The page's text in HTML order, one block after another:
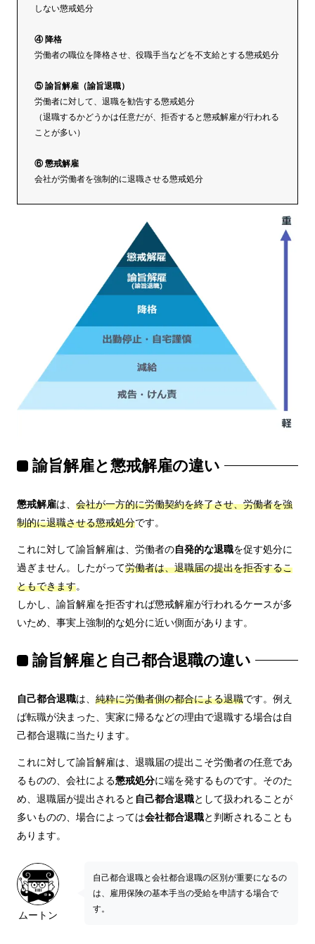
しない懲戒処分
④ 降格
労働者の職位を降格させ、役職手当などを不支給とする懲戒処分
⑤ 諭旨解雇（諭旨退職）
労働者に対して、退職を勧告する懲戒処分
（退職するかどうかは任意だが、拒否すると懲戒解雇が行われる
ことが多い）
⑥ 懲戒解雇
会社が労働者を強制的に退職させる懲戒処分
諭旨解雇と懲戒解雇の違い
懲戒解雇は、 会社が一方的に労働契約を終了させ、労働者を強
制的に退職させる懲戒処分です。
これに対して諭旨解雇は、労働者の自発的な退職を促す処分に
過ぎません。したがって労働者は、退職届の提出を拒否するこ
ともできます。
しかし、諭旨解雇を拒否すれば懲戒解雇が行われるケースが多
いため、事実上強制的な処分に近い側面があります。
諭旨解雇と自己都合退職の違い
自己都合退職は、 純粋に労働者側の都合による退職です。例え
ば転職が決まった、実家に帰るなどの理由で退職する場合は自
己都合退職に当たります。
これに対して諭旨解雇は、退職届の提出こそ労働者の任意であ
るものの、会社による懲戒処分に端を発するものです。そのた
め、退職届が提出されると 自己都合退職として扱われることが
多いものの、場合によっては会社都合退職と判断されることも
あります。
ムートン
自己都合退職と会社都合退職の区別が重要になるの
は、雇用保険の基本手当の受給を申請する場合で
す。